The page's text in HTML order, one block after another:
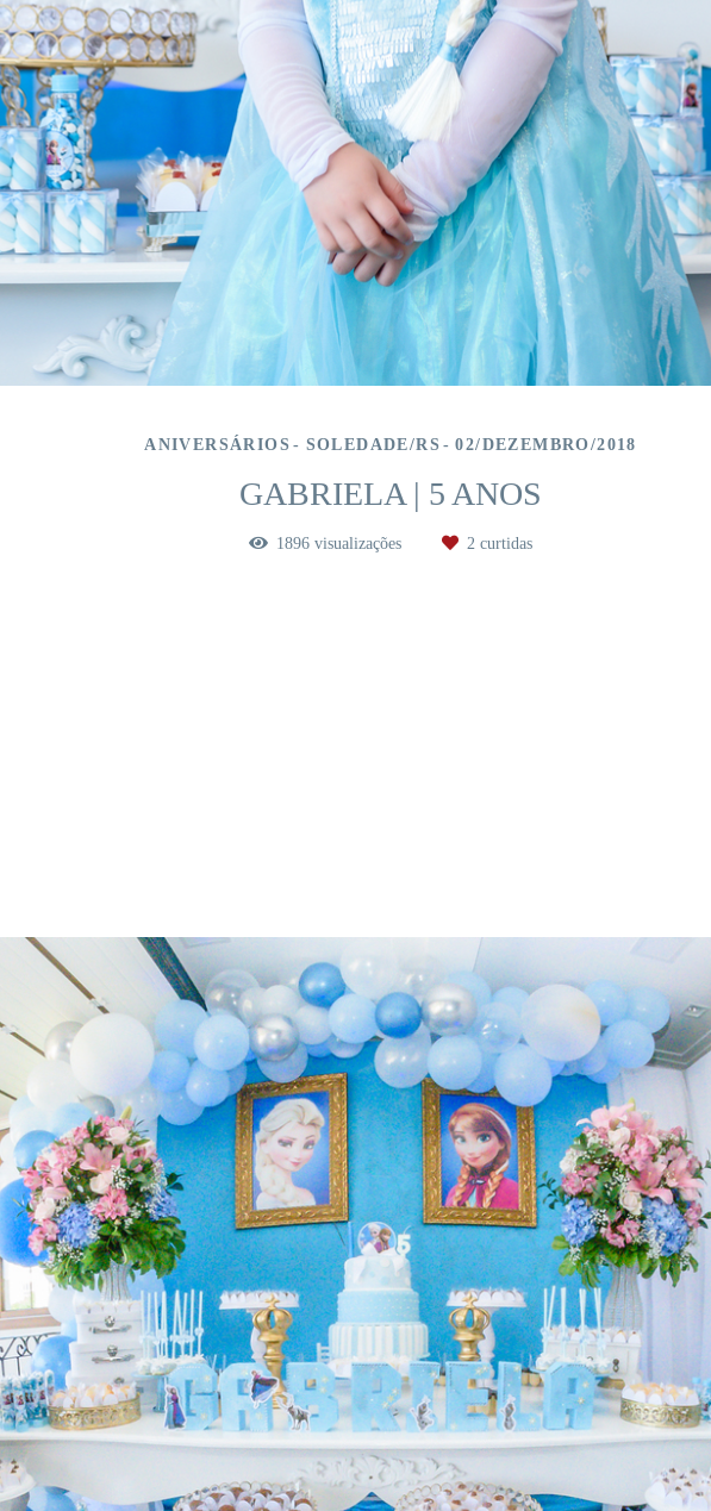
ANIVERSÁRIOS SOLEDADE/RS 02/DEZEMBRO/2018
GABRIELA | 5 ANOS
1896 visualizações 2 curtidas